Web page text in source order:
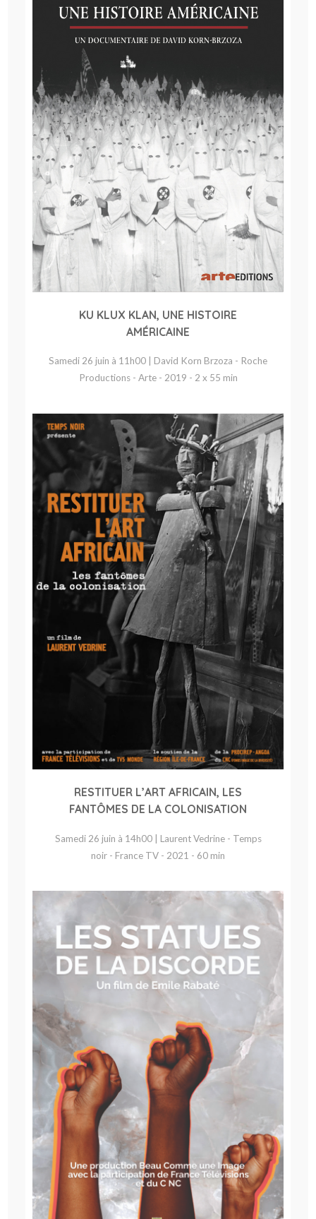
KU KLUX KLAN, UNE HISTOIRE
AMÉRICAINE
Samedi 26 juin à 11h00 | David Korn Brzoza - Roche
Productions - Arte - 2019 - 2 x 55 min
RESTITUER L’ART AFRICAIN, LES
FANTÔMES DE LA COLONISATION
Samedi 26 juin à 14h00 | Laurent Vedrine - Temps
noir - France TV - 2021 - 60 min